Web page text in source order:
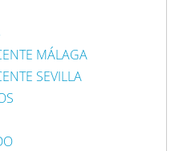
MÁLAGA
SEVILLA